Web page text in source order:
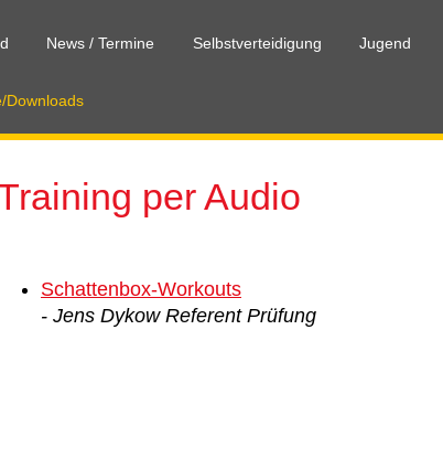
News / Termine Selbstverteidigung Jugend
Downloads
per Audio
Schattenbox-Workouts
- Jens Dykow Referent Prüfung